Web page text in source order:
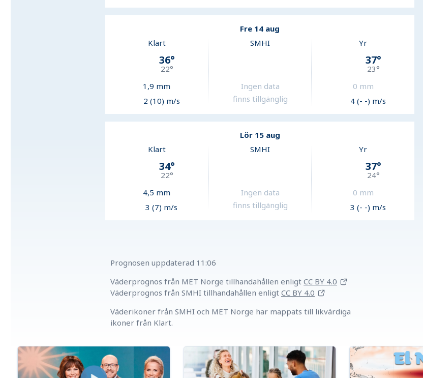
Fre 14 aug
Klart
36°
22°
1,9 mm
2 (10) m/s
SMHI
Ingen data
finns tillgänglig
Yr
37°
23°
0 mm
4 (- -) m/s
Lör 15 aug
Klart
34°
22°
4,5 mm
3 (7) m/s
SMHI
Ingen data
finns tillgänglig
Yr
37°
24°
0 mm
3 (- -) m/s
Prognosen uppdaterad 11:06
Väderprognos från MET Norge tillhandahållen enligt CC BY 4.0
Väderprognos från SMHI tillhandahållen enligt CC BY 4.0
Väderikoner från SMHI och MET Norge har mappats till likvärdiga
ikoner från Klart.